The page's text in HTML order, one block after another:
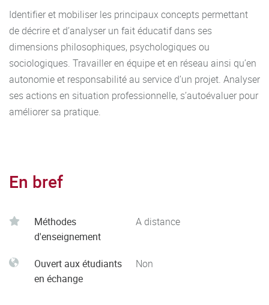
Identifier et mobiliser les principaux concepts permettant
de décrire et d’analyser un fait éducatif dans ses
dimensions philosophiques, psychologiques ou
sociologiques. Travailler en équipe et en réseau ainsi qu’en
autonomie et responsabilité au service d’un projet. Analyser
ses actions en situation professionnelle, s’autoévaluer pour
améliorer sa pratique.
En bref
Méthodes
d'enseignement
A distance
Ouvert aux étudiants
en échange
Non